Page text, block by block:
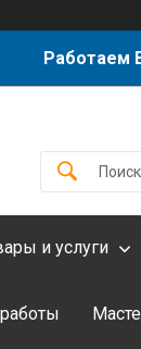
Работаем
и услуги